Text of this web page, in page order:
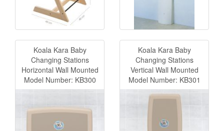
Koala Kara Baby
Changing Stations
Horizontal Wall Mounted
Model Number: KB300
Koala Kara Baby
Changing Stations
Vertical Wall Mounted
Model Number: KB301